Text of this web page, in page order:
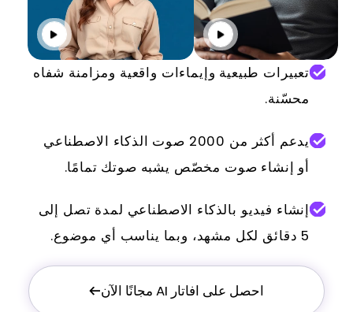
تعبيرات طبيعية وإيماءات واقعية ومزامنة شفاه
محسّنة.
يدعم أكثر من 2000 صوت الذكاء الاصطناعي
أو إنشاء صوت مخصّص يشبه صوتك تمامًا.
إنشاء فيديو بالذكاء الاصطناعي لمدة تصل إلى
5 دقائق لكل مشهد، وبما يناسب أي موضوع.
احصل على افاتار AI مجانًا الآن
انقر للتشغيل انقر